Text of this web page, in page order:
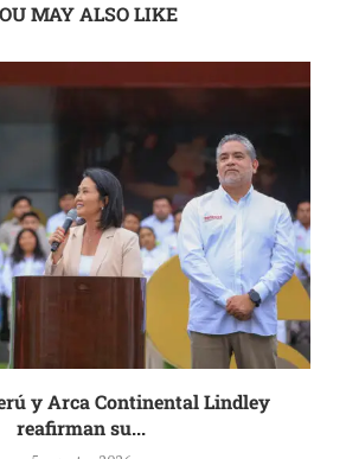
MAY ALSO LIKE
y Arca Continental Lindley
reafirman su...